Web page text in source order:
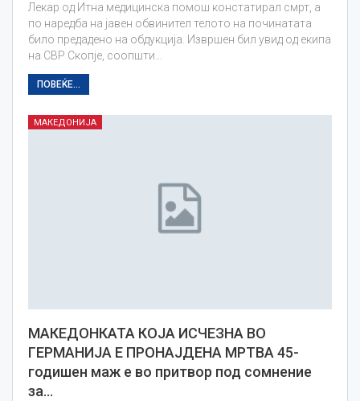
Лекар од Итна медицинска помош констатирал смрт, а
по наредба на јавен обвинител телото на починатата
било предадено на обдукција. Извршен бил увид од екипа
на СВР Скопје, соопшти…
ПОВЕЌЕ...
МАКЕДОНИЈА
МАКЕДОНКАТА КОЈА ИСЧЕЗНА ВО
ГЕРМАНИЈА Е ПРОНАЈДЕНА МРТВА 45-
годишен маж е во притвор под сомнение
за…